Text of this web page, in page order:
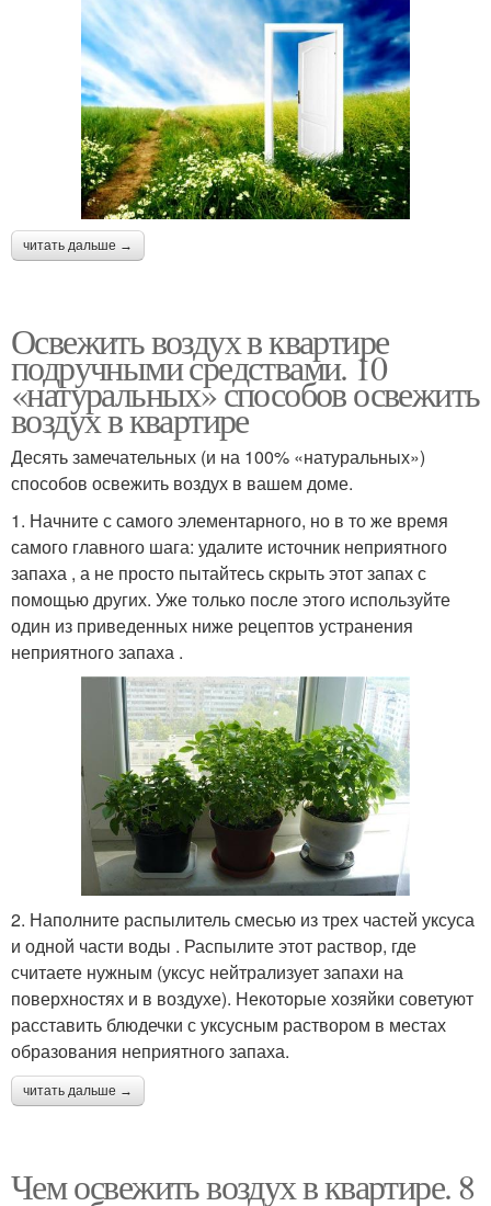
читать дальше →
Освежить воздух в квартире
подручными средствами. 10
«натуральных» способов освежить
воздух в квартире
Десять замечательных (и на 100% «натуральных»)
способов освежить воздух в вашем доме.
1. Начните с самого элементарного, но в то же время
самого главного шага: удалите источник неприятного
запаха , а не просто пытайтесь скрыть этот запах с
помощью других. Уже только после этого используйте
один из приведенных ниже рецептов устранения
неприятного запаха .
2. Наполните распылитель смесью из трех частей уксуса
и одной части воды . Распылите этот раствор, где
считаете нужным (уксус нейтрализует запахи на
поверхностях и в воздухе). Некоторые хозяйки советуют
расставить блюдечки с уксусным раствором в местах
образования неприятного запаха.
читать дальше →
Чем освежить воздух в квартире. 8